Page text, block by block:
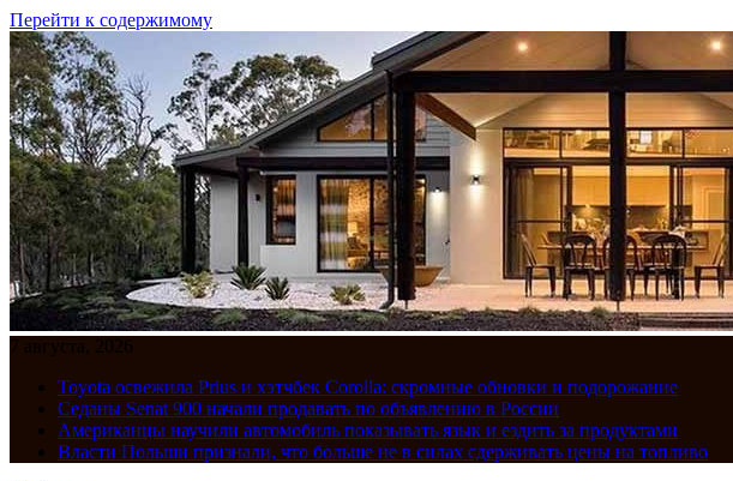
Перейти к содержимому
7 августа, 2026
Toyota освежила Prius и хэтчбек Corolla: скромные обновки и подорожание
Седаны Senat 900 начали продавать по объявлению в России
Американцы научили автомобиль показывать язык и ездить за продуктами
Власти Польши признали, что больше не в силах сдерживать цены на топливо